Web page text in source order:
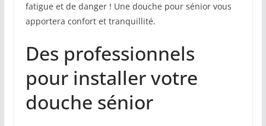
fatigue et de danger ! Une douche pour sénior vous
apportera confort et tranquillité.
Des professionnels
pour installer votre
douche sénior